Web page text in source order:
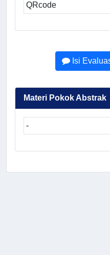
QRcode
Isi
Materi Pokok Abstrak
-